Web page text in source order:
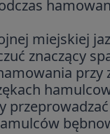
miejskiej
znaczący
przy